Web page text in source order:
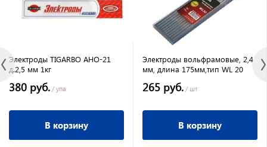
Электроды TIGARBO АНО-21
д.2,5 мм 1кг
380 руб. / упа
В корзину
Электроды вольфрамовые, 2,4
мм, длина 175мм,тип WL 20
265 руб. / шт
В корзину